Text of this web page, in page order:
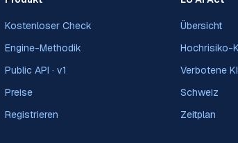
Kostenloser Check
Engine-Methodik
Public API · v1
Preise
Registrieren
Übersicht
Hochrisiko-
Verbotene KI
Schweiz
Zeitplan